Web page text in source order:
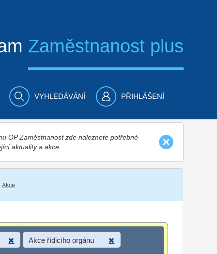
Zaměstnanost plus
VYHLEDÁVÁNÍ PŘIHLÁŠENÍ
OP Zaměstnanost zde naleznete potřebné
aktuality a akce.
Akce
Akce řídicího orgánu